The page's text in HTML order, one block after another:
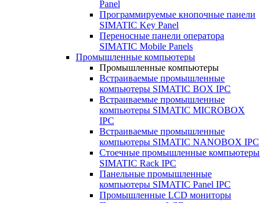
Panel
Программируемые кнопочные панели
SIMATIC Key Panel
Переносные панели оператора
SIMATIC Mobile Panels
Промышленные компьютеры
Промышленные компьютеры
Встраиваемые промышленные
компьютеры SIMATIC BOX IPC
Встраиваемые промышленные
компьютеры SIMATIC MICROBOX
IPC
Встраиваемые промышленные
компьютеры SIMATIC NANOBOX IPC
Стоечные промышленные компьютеры
SIMATIC Rack IPC
Панельные промышленные
компьютеры SIMATIC Panel IPC
Промышленные LCD мониторы